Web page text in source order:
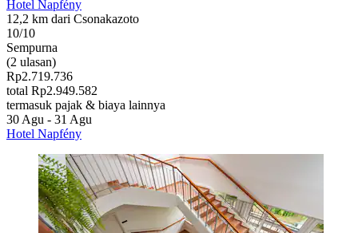
Hotel Napfény
12,2 km dari Csonakazoto
10/10
Sempurna
(2 ulasan)
Rp2.719.736
total Rp2.949.582
termasuk pajak & biaya lainnya
30 Agu - 31 Agu
Hotel Napfény